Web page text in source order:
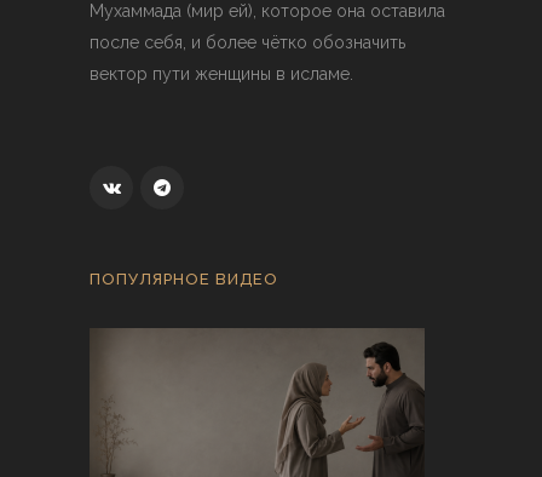
Мухаммада (мир ей), которое она оставила
после себя, и более чётко обозначить
вектор пути женщины в исламе.
ПОПУЛЯРНОЕ ВИДЕО